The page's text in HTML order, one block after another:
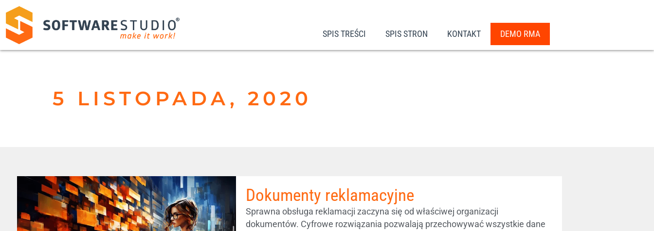
SPIS TREŚCI SPIS STRON KONTAKT DEMO RMA
5 LISTOPADA, 2020
Dokumenty reklamacyjne
Sprawna obsługa reklamacji zaczyna się od właściwej organizacji
dokumentów. Cyfrowe rozwiązania pozwalają przechowywać wszystkie dane